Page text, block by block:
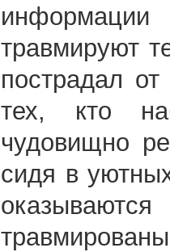
травмируют
пострадал
тех, кто
чудовищно
сидя в
оказываются